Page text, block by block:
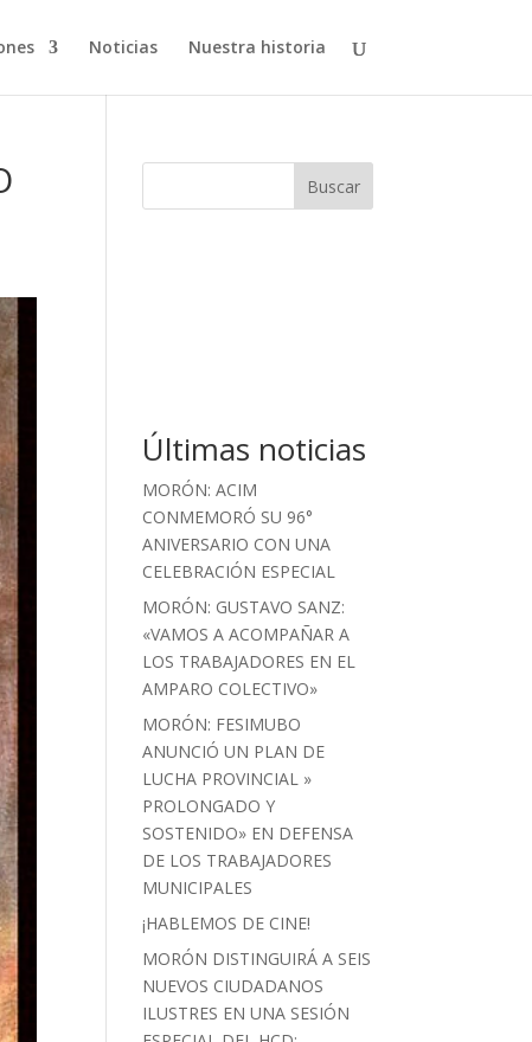
Noticias Nuestra historia
Buscar
Últimas noticias
MORÓN: ACIM
CONMEMORÓ SU 96°
ANIVERSARIO CON UNA
CELEBRACIÓN ESPECIAL
MORÓN: GUSTAVO SANZ:
«VAMOS A ACOMPAÑAR A
LOS TRABAJADORES EN EL
AMPARO COLECTIVO»
MORÓN: FESIMUBO
ANUNCIÓ UN PLAN DE
LUCHA PROVINCIAL »
PROLONGADO Y
SOSTENIDO» EN DEFENSA
DE LOS TRABAJADORES
MUNICIPALES
¡HABLEMOS DE CINE!
MORÓN DISTINGUIRÁ A SEIS
NUEVOS CIUDADANOS
ILUSTRES EN UNA SESIÓN